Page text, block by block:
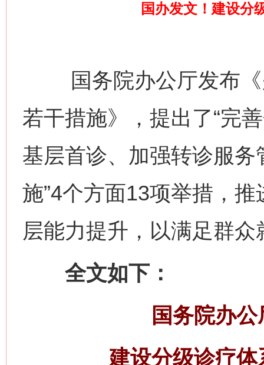
国办发文！建设分
国务院办公厅发布《
若干措施》，提出了“完
基层首诊、加强转诊服
施”4个方面13项举措，
层能力提升，以满足群
全文如下：
国务院办
建设分级诊疗